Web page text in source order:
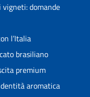
domande
l’Italia
brasiliano
premium
aromatica